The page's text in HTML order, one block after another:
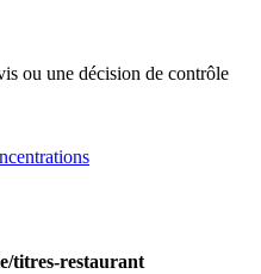
ou une décision de contrôle
titres-restaurant